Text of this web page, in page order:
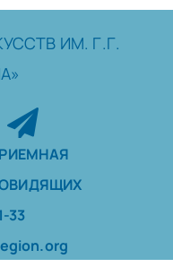
ИМ. Г.Г.
33